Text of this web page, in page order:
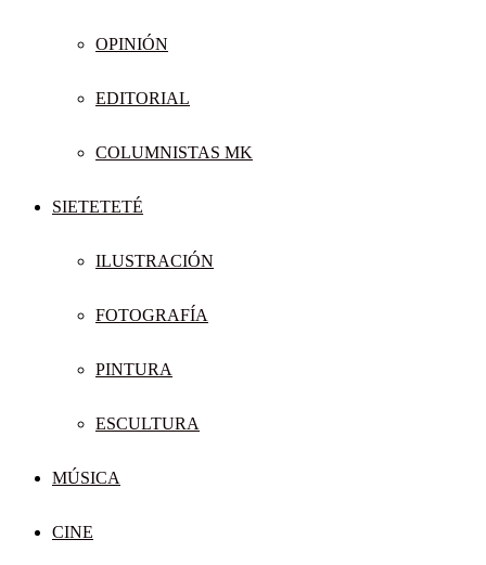
OPINIÓN
EDITORIAL
COLUMNISTAS MK
SIETETETÉ
ILUSTRACIÓN
FOTOGRAFÍA
PINTURA
ESCULTURA
MÚSICA
CINE